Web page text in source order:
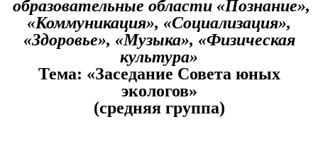
образовательные области «Познание»,
«Коммуникация», «Социализация»,
«Здоровье», «Музыка», «Физическая
культура»
Тема: «Заседание Совета юных
экологов»
(средняя группа)